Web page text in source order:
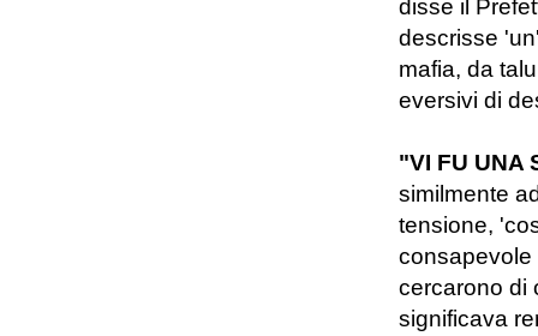
disse il
descrisse
mafia, da
eversivi di
"VI FU UNA
similmente
tensione,
consapevole
cercarono di
significava